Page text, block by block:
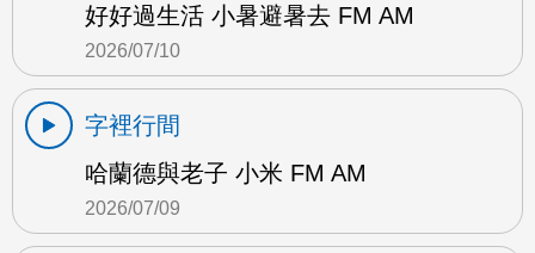
好好過生活 小暑避暑去 FM AM
2026/07/10
字裡行間
哈蘭德與老子 小米 FM AM
2026/07/09